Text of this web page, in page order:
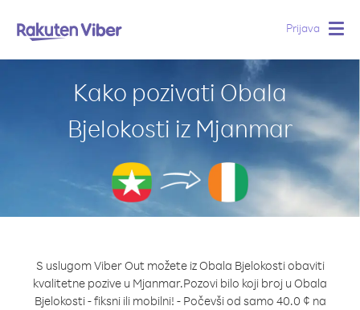
Prijava
Kako pozivati Obala
Bjelokosti iz Mjanmar
S uslugom Viber Out možete iz Obala Bjelokosti obaviti
kvalitetne pozive u Mjanmar.Pozovi bilo koji broj u Obala
Bjelokosti - fiksni ili mobilni! - Počevši od samo 40.0 ¢ na